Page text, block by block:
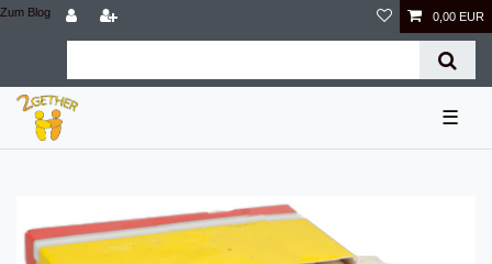
Zum Blog 0,00 EUR
☰